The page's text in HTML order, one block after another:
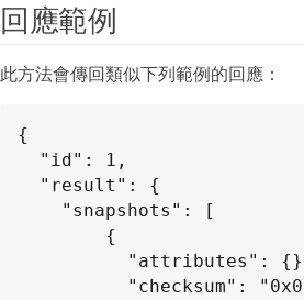
回應範例
此方法會傳回類似下列範例的回應：
{